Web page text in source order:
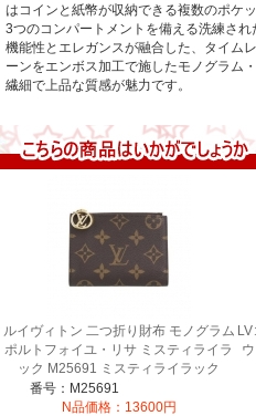
はコインと紙幣が収納できる複数のポケ
3つのコンパートメントを備える洗練され
機能性とエレガンスが融合した、タイム
ーンをエンボス加工で施したモノグラム
繊細で上品な質感が魅力です。
ルイヴィトン 二つ折り財布 モノグラム
ポルトフォイユ・リサ ミスティライラ
ック M25691 ミスティライラック
番号：M25691
N品価格：13600円